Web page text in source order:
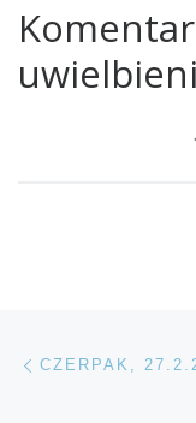
CZERPAK,